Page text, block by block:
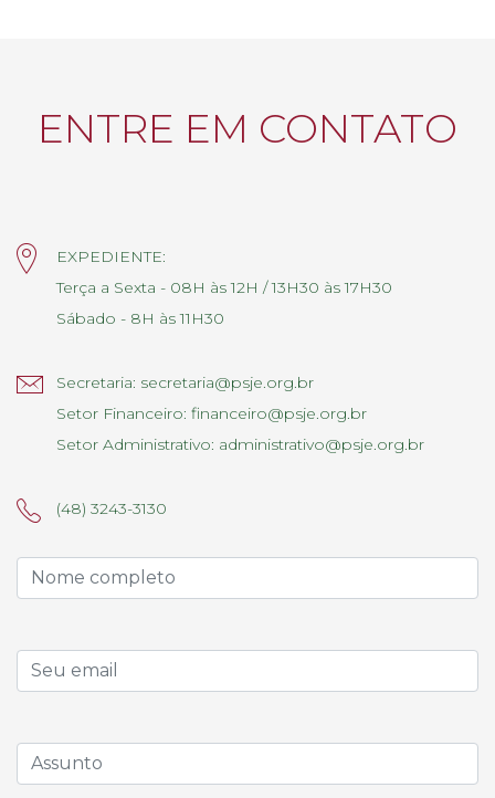
ENTRE EM CONTATO
EXPEDIENTE:
Terça a Sexta - 08H às 12H / 13H30 às 17H30
Sábado - 8H às 11H30
Secretaria: secretaria@psje.org.br
Setor Financeiro: financeiro@psje.org.br
Setor Administrativo: administrativo@psje.org.br
(48) 3243-3130